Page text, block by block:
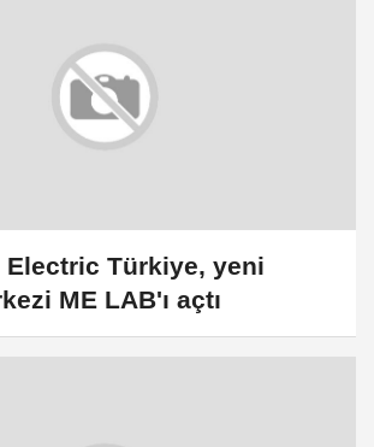
Türkiye, yeni
ME LAB'ı açtı